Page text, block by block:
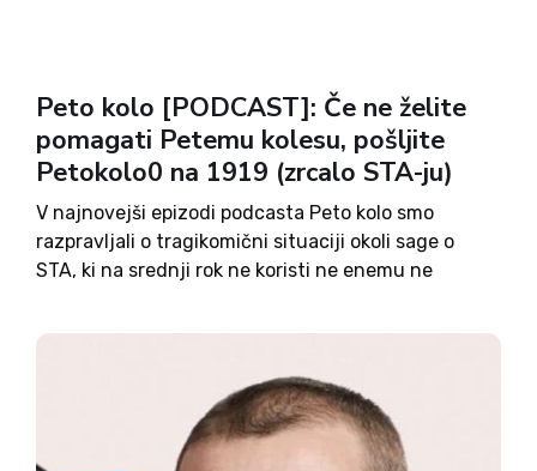
Peto kolo [PODCAST]: Če ne želite
pomagati Petemu kolesu, pošljite
Petokolo0 na 1919 (zrcalo STA-ju)
V najnovejši epizodi podcasta Peto kolo smo
razpravljali o tragikomični situaciji okoli sage o
STA, ki na srednji rok ne koristi ne enemu ne
upravljanja medijev in kako presekati začaran